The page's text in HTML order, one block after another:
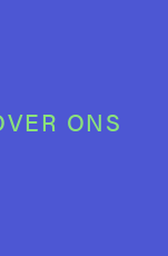
ONS